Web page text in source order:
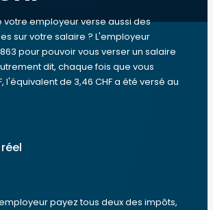
votre employeur verse aussi des
sur votre salaire ? L'employeur
pour pouvoir vous verser un salaire
dit, chaque fois que vous
l'équivalent de 3,46 CHF a été versé au
payez tous deux des impôts,